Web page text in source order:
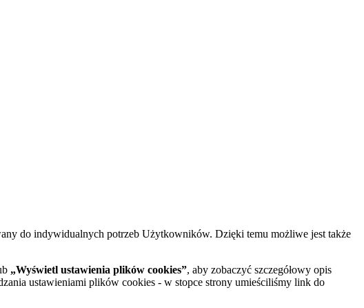
do indywidualnych potrzeb Użytkowników. Dzięki temu możliwe jest także
„Wyświetl ustawienia plików cookies”, aby zobaczyć szczegółowy opis
ustawieniami plików cookies - w stopce strony umieściliśmy link do